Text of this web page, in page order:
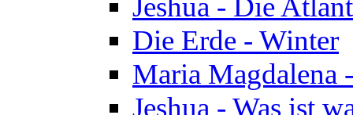
Die Erde - Winter
Maria Magdalena
Jeshua - Was ist